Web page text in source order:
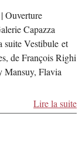
Ouverture
Capazza
suite Vestibule et
de François Righi
Mansuy, Flavia
Lire la suite